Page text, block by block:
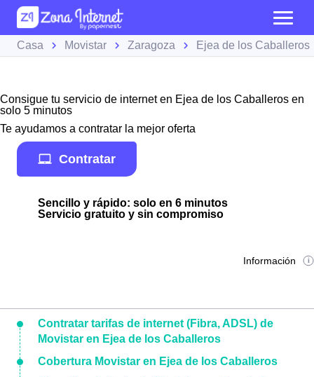
Casa Movistar Zaragoza Ejea de los Caballeros
Consigue tu servicio de internet en Ejea de los Caballeros en
solo 5 minutos
Te ayudamos a contratar la mejor oferta
Contratar
Sencillo y rápido: solo en 6 minutos
Servicio gratuito y sin compromiso
Información
Contratar tarifas de internet (Fibra, ADSL) de
Movistar en Ejea de los Caballeros
Cobertura Movistar en Ejea de los Caballeros